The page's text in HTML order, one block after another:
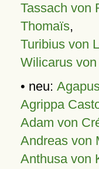
Tassach von
Thomaïs,
Turibius von
Wilicarus
• neu:
Agrippa
Adam von
Andreas von
Anthusa von